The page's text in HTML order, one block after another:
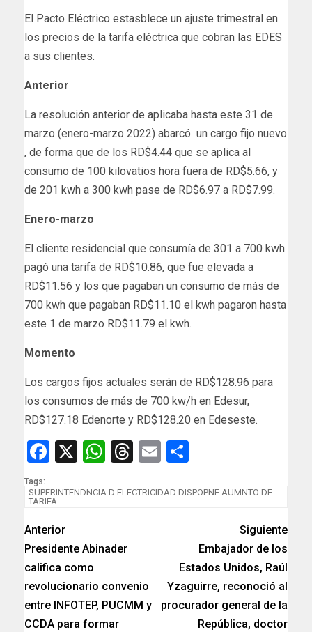
El Pacto Eléctrico estasblece un ajuste trimestral en
los precios de la tarifa eléctrica que cobran las EDES
a sus clientes.
Anterior
La resolución anterior de aplicaba hasta este 31 de
marzo (enero-marzo 2022) abarcó un cargo fijo nuevo
, de forma que de los RD$4.44 que se aplica al
consumo de 100 kilovatios hora fuera de RD$5.66, y
de 201 kwh a 300 kwh pase de RD$6.97 a RD$7.99.
Enero-marzo
El cliente residencial que consumía de 301 a 700 kwh
pagó una tarifa de RD$10.86, que fue elevada a
RD$11.56 y los que pagaban un consumo de más de
700 kwh que pagaban RD$11.10 el kwh pagaron hasta
este 1 de marzo RD$11.79 el kwh.
Momento
Los cargos fijos actuales serán de RD$128.96 para
los consumos de más de 700 kw/h en Edesur,
RD$127.18 Edenorte y RD$128.20 en Edeseste.
Facebook
X WhatsApp
Threads
Email
Tags:
SUPERINTENDNCIA D ELECTRICIDAD DISPOPNE AUMNTO DE
TARIFA
Anterior
Presidente Abinader
califica como
revolucionario convenio
entre INFOTEP, PUCMM y
CCDA para formar
Siguiente
Embajador de los
Estados Unidos, Raúl
Yzaguirre, reconoció al
procurador general de la
República, doctor